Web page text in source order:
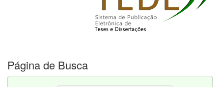
Página de Busca